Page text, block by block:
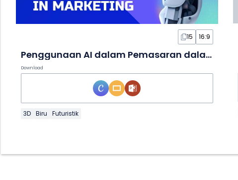
15 16:9
Penggunaan AI dalam Pemasaran dalam Slide
Download
3D Biru Futuristik